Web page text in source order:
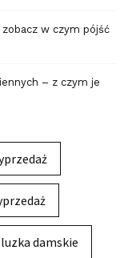
w czym pójść
– z czym je
damskie